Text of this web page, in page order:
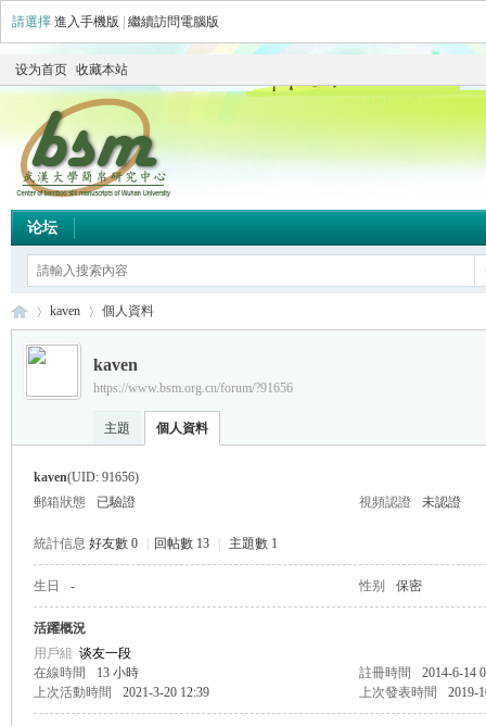
請選擇 進入手機版 繼續訪問電腦版
设为首页 收藏本站
论坛
›
kaven 個人資料
kaven
https://www.bsm.org.cn/forum/?91656
主題 個人資料
kaven(UID: 91656)
郵箱狀態
已驗證 視頻認證 未認證
統計信息 好友數 0 回帖數 13 主題數 1
生日 - 性别 保密
活躍概況
用戶組 谈友一段
在線時間
13 小時 註冊時間
2014-6-14
上次活動時間
2021-3-20 12:39 上次發表時間 2019-